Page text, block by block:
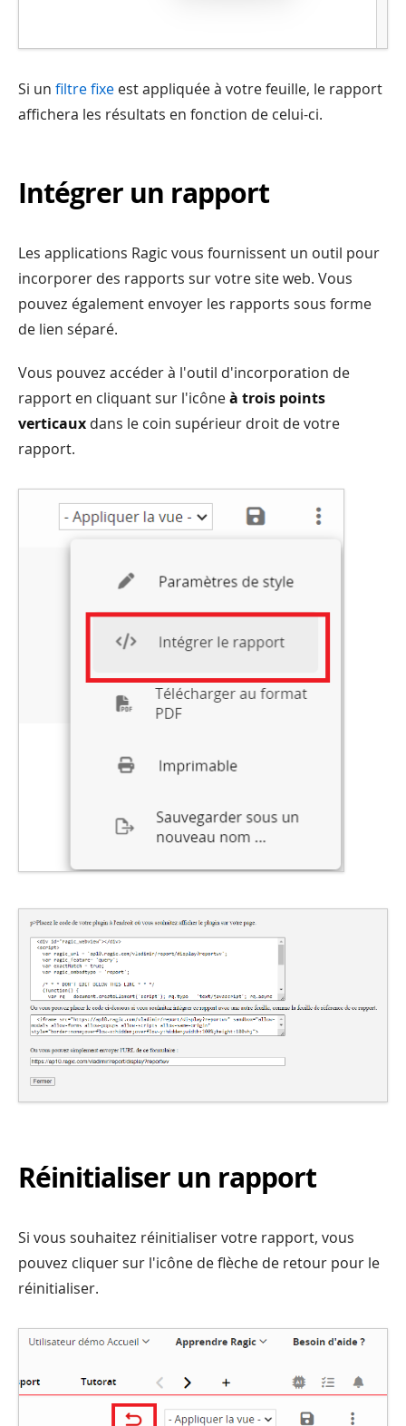
Si un filtre fixe est appliquée à votre feuille, le rapport
affichera les résultats en fonction de celui-ci.
Intégrer un rapport
Les applications Ragic vous fournissent un outil pour
incorporer des rapports sur votre site web. Vous
pouvez également envoyer les rapports sous forme
de lien séparé.
Vous pouvez accéder à l'outil d'incorporation de
rapport en cliquant sur l'icôneà trois points
verticaux dans le coin supérieur droit de votre
rapport.
Réinitialiser un rapport
Si vous souhaitez réinitialiser votre rapport, vous
pouvez cliquer sur l'icône de flèche de retour pour le
réinitialiser.